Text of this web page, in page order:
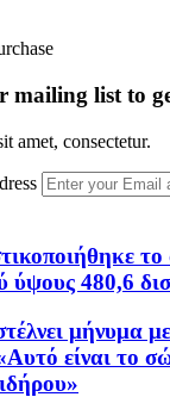
mailing list to
amet, consectetur.
το
ύψους 480,6
μήνυμα
είναι το